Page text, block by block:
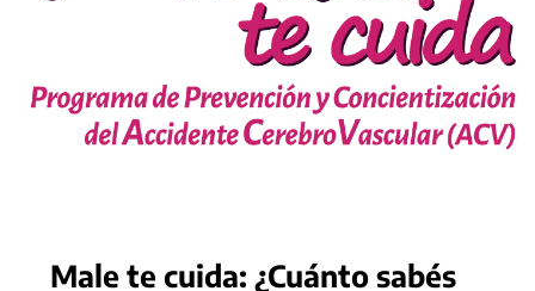
Male te cuida: ¿Cuánto sabés